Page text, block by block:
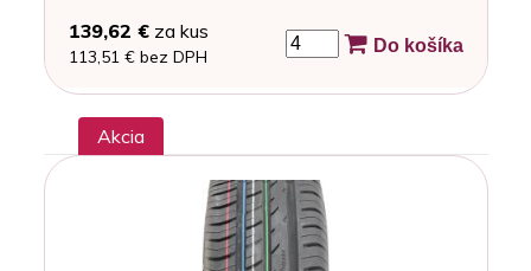
139,62 €za kus
113,51 € bez DPH
Do košíka
Akcia